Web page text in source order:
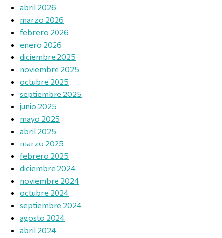
abril 2026
marzo 2026
febrero 2026
enero 2026
diciembre 2025
noviembre 2025
octubre 2025
septiembre 2025
junio 2025
mayo 2025
abril 2025
marzo 2025
febrero 2025
diciembre 2024
noviembre 2024
octubre 2024
septiembre 2024
agosto 2024
abril 2024